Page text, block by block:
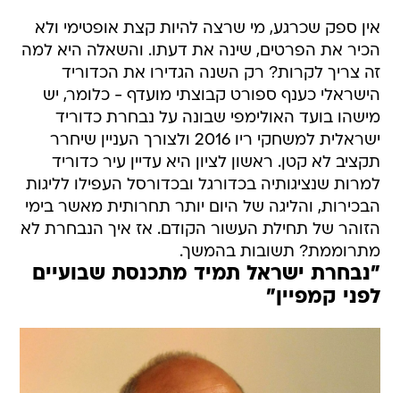
אין ספק שכרגע, מי שרצה להיות קצת אופטימי ולא
הכיר את הפרטים, שינה את דעתו. והשאלה היא למה
זה צריך לקרות? רק השנה הגדירו את הכדוריד
הישראלי כענף ספורט קבוצתי מועדף - כלומר, יש
מישהו בועד האולימפי שבונה על נבחרת כדוריד
ישראלית למשחקי ריו 2016 ולצורך העניין שיחרר
תקציב לא קטן. ראשון לציון היא עדיין עיר כדוריד
למרות שנציגותיה בכדורגל ובכדורסל העפילו לליגות
הבכירות, והליגה של היום יותר תחרותית מאשר בימי
הזוהר של תחילת העשור הקודם. אז איך הנבחרת לא
מתרוממת? תשובות בהמשך.
"נבחרת ישראל תמיד מתכנסת שבועיים
לפני קמפיין"